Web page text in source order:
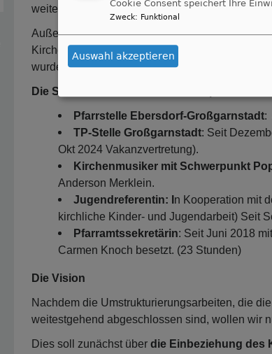
weiteren Vereinfachung der Verwaltung
Außerdem wurde dem DB Coburg bei der
Kirchenmusikerstelle zugesprochen, die mit
wurde. Ab 1. September 2024 ist die Stelle
Die Stellensituation unseres
Pfarrstelle Ebersdorf-Großgarnstadt:
TP-Stelle Großgarnstadt: Seit
Okt 2024 Vakanzvertretung).
Kirchenmusiker mit Schwerpunkt
Anderson Merklein.
Jugendreferentin: I n Kooperation mit
kirchliche Kinder- und Jugendarbeit) Seit
Pfarramtssekretärin: Seit Juni 2018
Carmen Knoch besetzt. (23 Stunden)
Die Vision
Nachdem die Umstrukturierungsarbeiten, die
weitestgehend abgeschlossen sind, wollen wir
Dies soll zunächst überdie Einbeziehung des
Cookie Consent speichert Ihre
Zweck: Funktional
Auswahl akzeptieren